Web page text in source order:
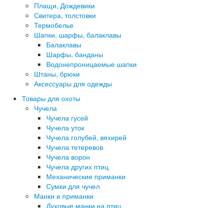
Плащи, Дождевики
Свитера, толстовки
Термобелье
Шапки, шарфы, балаклавы
Балаклавы
Шарфы, банданы
Водонепроницаемые шапки
Штаны, брюки
Аксессуары для одежды
Товары для охоты
Чучела
Чучела гусей
Чучела уток
Чучела голубей, вяхирей
Чучела тетеревов
Чучела ворон
Чучела других птиц
Механические приманки
Сумки для чучел
Манки и приманки
Духовые манки на птиц